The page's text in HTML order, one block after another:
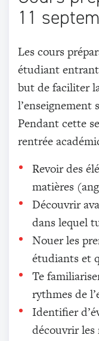
11
Les cours
étudiant
but de faciliter
l’enseignement
Pendant cette
rentrée
Revoir des
matières
Découvrir
dans lequel
Nouer les
étudiants et
Te
rythmes de
Identifier
découvrir les